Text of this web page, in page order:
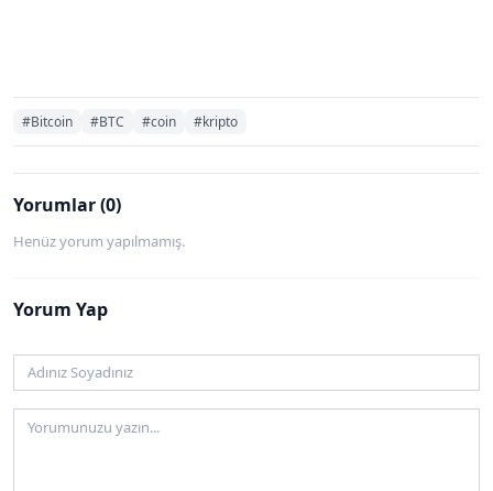
#Bitcoin #BTC #coin #kripto
Yorumlar (0)
Henüz yorum yapılmamış.
Yorum Yap